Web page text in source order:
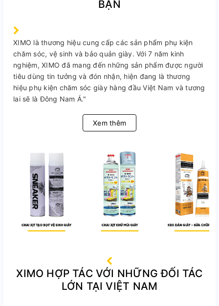
BẠN
XIMO là thương hiệu cung cấp các sản phẩm phụ kiện
chăm sóc, vệ sinh và bảo quản giày. Với 7 năm kinh
nghiệm, XIMO đã mang đến những sản phẩm được người
tiêu dùng tin tưởng và đón nhận, hiện đang là thương
hiệu phụ kiện chăm sóc giày hàng đầu Việt Nam và tương
lai sẽ là Đông Nam Á."
Xem thêm
XIMO HỢP TÁC VỚI NHỮNG ĐỐI TÁC
LỚN TẠI VIỆT NAM